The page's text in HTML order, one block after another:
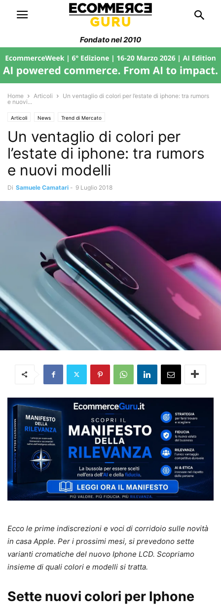
Fondato nel 2010
Home Articoli
Un ventaglio di colori per l’estate di iphone: tra rumors
e nuovi...
Articoli News Trend di Mercato
Un ventaglio di colori per
l’estate di iphone: tra rumors
e nuovi modelli
Di Samuele Camatari - 9 Luglio 2018
Ecco le prime indiscrezioni e voci di corridoio sulle novità
in casa Apple. Per i prossimi mesi, si prevedono sette
varianti cromatiche del nuovo Iphone LCD. Scopriamo
insieme di quali colori e modelli si tratta.
Sette nuovi colori per Iphone